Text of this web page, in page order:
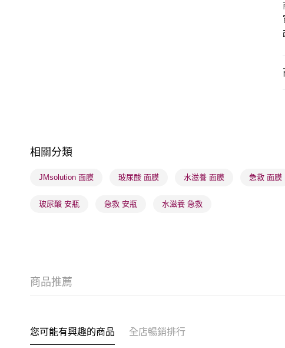
相關分類
JMsolution 面膜 玻尿酸 面膜 水滋養 面膜 急救 面膜
玻尿酸 安瓶 急救 安瓶 水滋養 急救
商品推薦
您可能有興趣的商品 全店暢銷排行